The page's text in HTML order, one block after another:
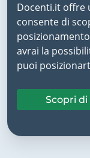
Docenti.it offre
consente di
avrai la
puoi
Scopri di